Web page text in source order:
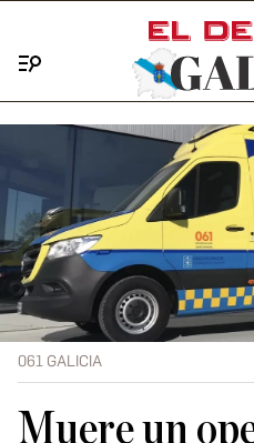
061 GALICIA
Muere un